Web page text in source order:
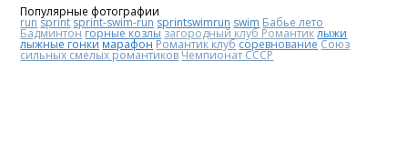
Популярные фотографии
run sprint sprint-swim-run sprintswimrun swim Бабье лето
Бадминтонгорные козлы загородный клуб Романтиклыжи
лыжные гонки марафонРомантик клубсоревнованиеСоюз
сильных смелых романтиковЧемпионат СССР